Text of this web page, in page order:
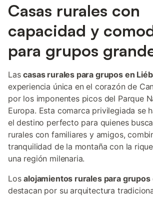
Casas rurales con
capacidad y
para grupos
Lascasas rurales para grupos en
experiencia única en el corazón de
por los imponentes picos del Parque
Europa. Esta comarca privilegiada se
el destino perfecto para quienes
rurales con familiares y amigos,
tranquilidad de la montaña con la
una región milenaria.
Losalojamientos rurales para grupos
destacan por su arquitectura